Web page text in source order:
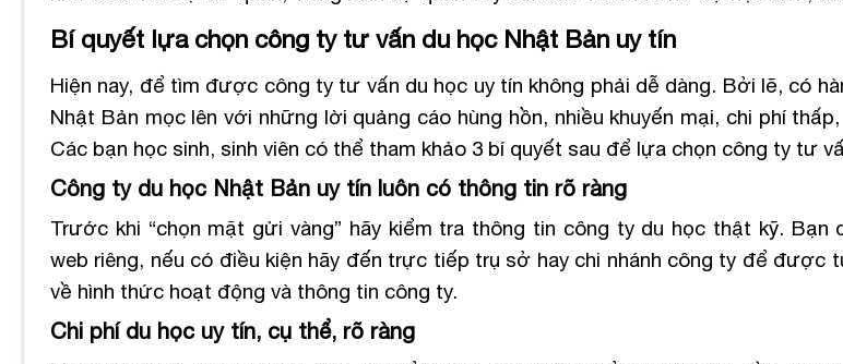
Bí quyết lựa chọn công ty tư vấn du học Nhật Bản uy tín
Hiện nay, để tìm được công ty tư vấn du học uy tín không phải dễ dàng. Bởi lẽ, có
Nhật Bản mọc lên với những lời quảng cáo hùng hồn, nhiều khuyến mại, chi phí
Các bạn học sinh, sinh viên có thể tham khảo 3 bí quyết sau để lựa chọn công ty tư
Công ty du học Nhật Bản uy tín luôn có thông tin rõ ràng
Trước khi “chọn mặt gửi vàng” hãy kiểm tra thông tin công ty du học thật kỹ. Bạn
web riêng, nếu có điều kiện hãy đến trực tiếp trụ sở hay chi nhánh công ty để được
về hình thức hoạt động và thông tin công ty.
Chi phí du học uy tín, cụ thể, rõ ràng